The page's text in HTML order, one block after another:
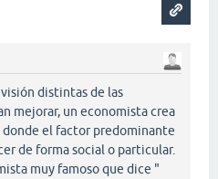
distintas de las
mejorar, un economista crea
donde el factor predominante
de forma social o particular.
muy famoso que dice "